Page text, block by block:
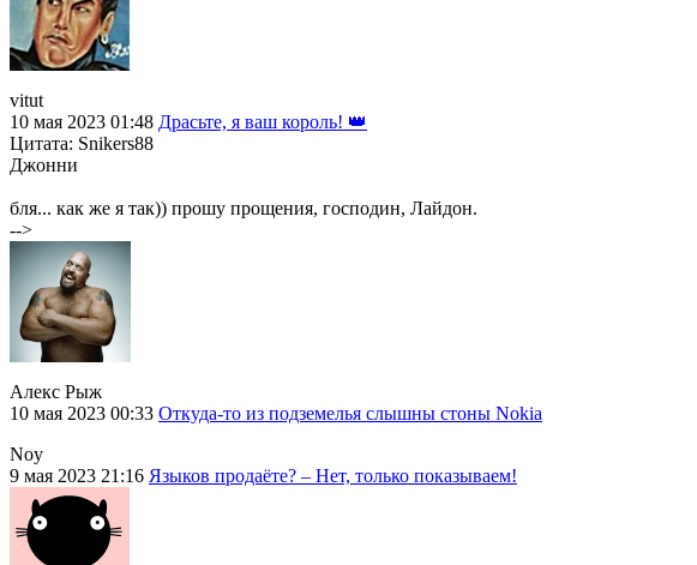
vitut
10 мая 2023 01:48 Драсьте, я ваш король! 👑
Цитата: Snikers88
Джонни
бля... как же я так)) прошу прощения, господин, Лайдон.
-->
Алекс Рыж
10 мая 2023 00:33 Откуда-то из подземелья слышны стоны Nokia
Noy
9 мая 2023 21:16 Языков продаёте? – Нет, только показываем!